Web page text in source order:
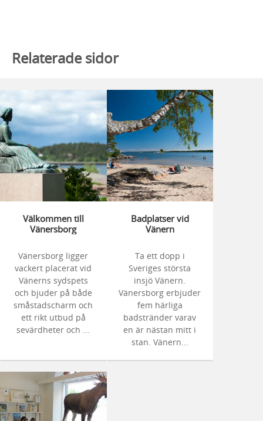
Relaterade sidor
Välkommen till
Vänersborg
Vänersborg ligger
vackert placerat vid
Vänerns sydspets
och bjuder på både
småstadscharm och
ett rikt utbud på
sevärdheter och ...
Badplatser vid
Vänern
Ta ett dopp i
Sveriges största
insjö Vänern.
Vänersborg erbjuder
fem härliga
badstränder varav
en är nästan mitt i
stan. Vänern...